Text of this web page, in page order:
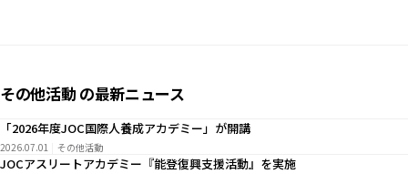
その他活動 の最新ニュース
「2026年度JOC国際人養成アカデミー」が開講
2026.07.01 その他活動
JOCアスリートアカデミー『能登復興支援活動』を実施